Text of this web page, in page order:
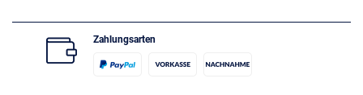
Zahlungsarten